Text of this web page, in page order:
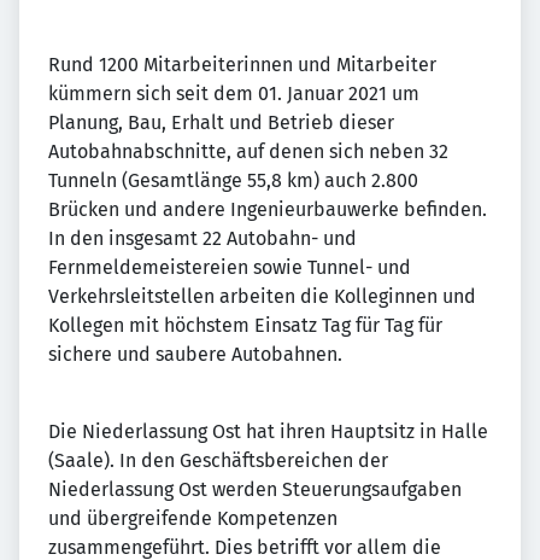
Rund 1200 Mitarbeiterinnen und Mitarbeiter
kümmern sich seit dem 01. Januar 2021 um
Planung, Bau, Erhalt und Betrieb dieser
Autobahnabschnitte, auf denen sich neben 32
Tunneln (Gesamtlänge 55,8 km) auch 2.800
Brücken und andere Ingenieurbauwerke befinden.
In den insgesamt 22 Autobahn- und
Fernmeldemeistereien sowie Tunnel- und
Verkehrsleitstellen arbeiten die Kolleginnen und
Kollegen mit höchstem Einsatz Tag für Tag für
sichere und saubere Autobahnen.
Die Niederlassung Ost hat ihren Hauptsitz in Halle
(Saale). In den Geschäftsbereichen der
Niederlassung Ost werden Steuerungsaufgaben
und übergreifende Kompetenzen
zusammengeführt. Dies betrifft vor allem die